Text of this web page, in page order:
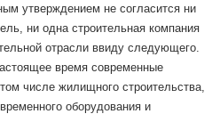
утверждением не согласится ни
ни одна строительная компания
отрасли ввиду следующего.
время современные
числе жилищного строительства,
оборудования и